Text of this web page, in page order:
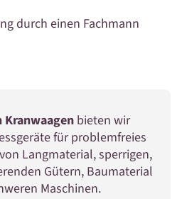
durch einen Fachmann
bieten wir
für problemfreies
Langmaterial, sperrigen,
Gütern, Baumaterial
Maschinen.